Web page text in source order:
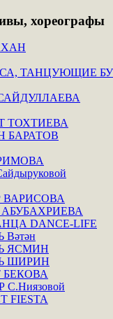
хореографы
ТАНЦУЮЩИЕ
ТОХТИЕВА
БАРАТОВ
DANCE-LIFE
ЯСМИН
ШИРИН
С.Ниязовой
FIESTA